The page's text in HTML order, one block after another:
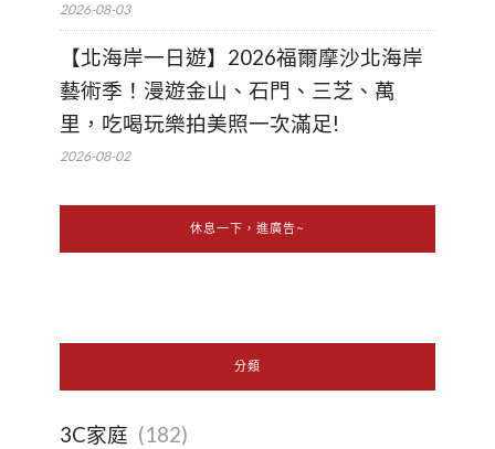
2026-08-03
【北海岸一日遊】2026福爾摩沙北海岸
藝術季！漫遊金山、石門、三芝、萬
里，吃喝玩樂拍美照一次滿足!
2026-08-02
休息一下，進廣告~
分類
3C家庭 (182)